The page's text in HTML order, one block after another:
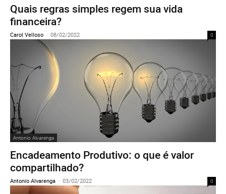
Quais regras simples regem sua vida
financeira?
Carol Velloso - 08/02/2022 0
Antonio Alvarenga
Encadeamento Produtivo: o que é valor
compartilhado?
Antonio Alvarenga - 03/02/2022 0